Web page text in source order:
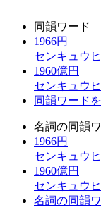
同韻ワード
1966円
センキュウ
1960億円
センキュウ
同韻ワード
名詞の同韻
1966円
センキュウ
1960億円
センキュウ
名詞の同韻